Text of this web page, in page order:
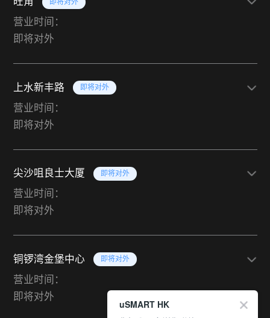
营业时间：
即将对外
上水新丰路 即将对外
营业时间：
即将对外
尖沙咀良士大厦 即将对外
营业时间：
即将对外
铜锣湾金堡中心 即将对外
营业时间：
即将对外
uSMART HK